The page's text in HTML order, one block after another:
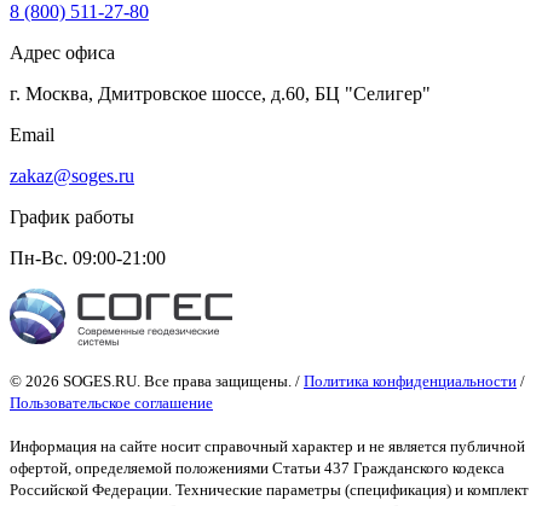
8 (800) 511-27-80
Адрес офиса
г. Москва, Дмитровское шоссе, д.60, БЦ "Селигер"
Email
zakaz@soges.ru
График работы
Пн-Вс. 09:00-21:00
© 2026 SOGES.RU. Все права защищены. / Политика конфиденциальности /
Пользовательское соглашение
Информация на сайте носит справочный характер и не является публичной
офертой, определяемой положениями Статьи 437 Гражданского кодекса
Российской Федерации. Технические параметры (спецификация) и комплект